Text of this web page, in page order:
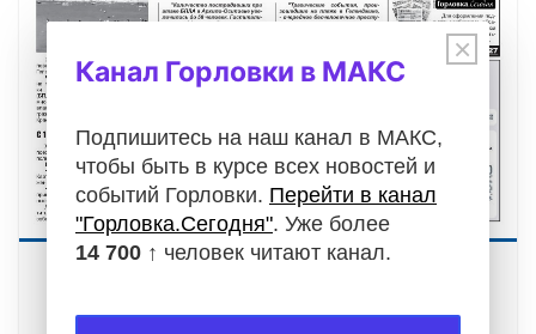
06.08.2026
×
Канал Горловки в МАКС
Подпишитесь на наш канал в МАКС,
чтобы быть в курсе всех новостей и
событий Горловки. Перейти в канал
"Горловка.Сегодня". Уже более
14 700 ↑ человек читают канал.